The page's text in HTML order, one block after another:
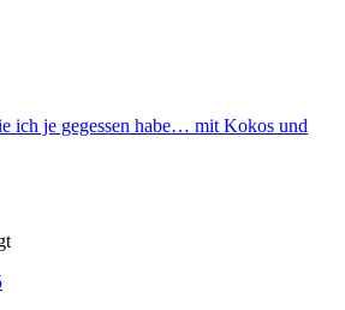
ich je gegessen habe… mit Kokos und